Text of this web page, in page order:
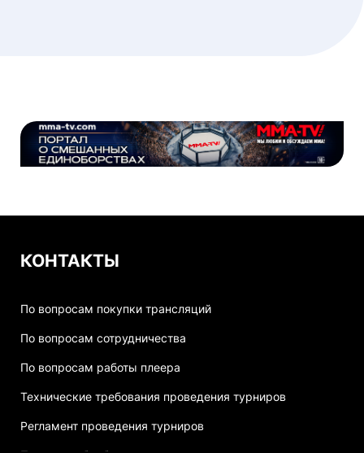
КОНТАКТЫ
По вопросам покупки трансляций
По вопросам сотрудничества
По вопросам работы плеера
Технические требования проведения турниров
Регламент проведения турниров